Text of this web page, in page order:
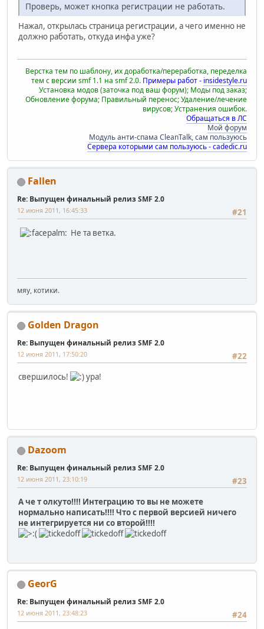
Проверь, может кнопка регистрации не работать.
Нажал, открылась страница регистрации, а чего именно не
должно работать, откуда инфа уже?
Верстка тем по шаблону, их доработка/переработка, переделка
тем с версии smf 1.1 на smf 2.0. Примеры работ - insidestyle.ru
Установка модов (заточка под ваш форум); Моды под заказ;
Обновление форума; Правильный перенос; Удаление/лечение
вирусов; Устранения ошибок.
Обращаться в ЛС
Мой форум
Модуль анти-спама CleanTalk, сам пользуюсь
Сервера которыми сам пользуюсь - cadedic.ru
Fallen
Re: Выпущен финальный релиз SMF 2.0
#21
12 июня 2011, 16:45:33
Не та ветка.
мяу, котики.
Golden Dragon
Re: Выпущен финальный релиз SMF 2.0
#22
12 июня 2011, 17:50:20
свершилось! ура!
Dazoom
Re: Выпущен финальный релиз SMF 2.0
#23
12 июня 2011, 23:10:19
А че т олкуто!!!! Интеграцию то вы не можете
нормально написать!!!! Что с первой версией ничего
не интегрируется ни со второй!!!!
GeorG
Re: Выпущен финальный релиз SMF 2.0
#24
12 июня 2011, 23:48:23